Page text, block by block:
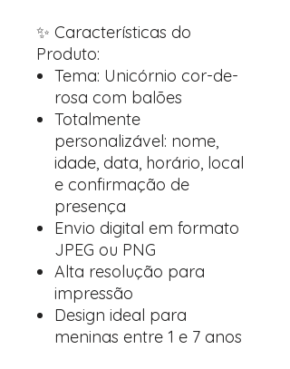
✨ Características do
Produto:
Tema: Unicórnio cor-de-
rosa com balões
Totalmente
personalizável: nome,
idade, data, horário, local
e confirmação de
presença
Envio digital em formato
JPEG ou PNG
Alta resolução para
impressão
Design ideal para
meninas entre 1 e 7 anos